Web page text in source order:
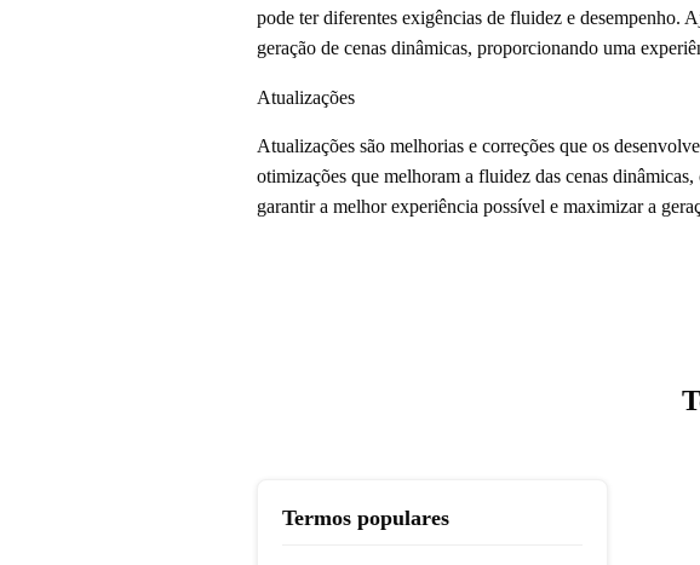
pode ter diferentes exigências de fluidez e desempenho.
geração de cenas dinâmicas, proporcionando uma
Atualizações
Atualizações são melhorias e correções que os
otimizações que melhoram a fluidez das cenas
garantir a melhor experiência possível e maximizar a
Termos populares